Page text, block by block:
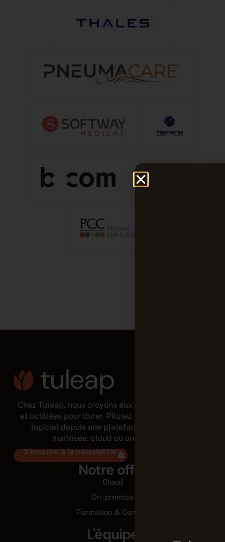
Chez Tuleap, nous croyons aux équipes autonomes
et outillées pour durer. Pilotez tout le cycle de vie
logiciel depuis une plateforme modulaire et
maîtrisée, cloud ou on-premises.
S'inscrire à la newsletter
Notre offre
Cloud
On-premise
Formation & Conseil
L'équipe